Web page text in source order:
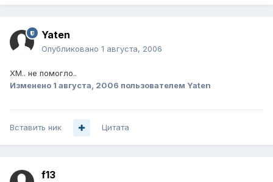
Yaten
Опубликовано 1 августа, 2006
ХМ.. не помогло..
Изменено 1 августа, 2006 пользователем Yaten
Вставить ник Цитата
f13